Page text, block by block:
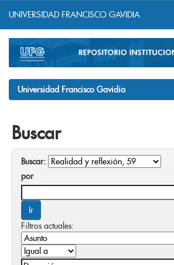
navigation
UNIVERSIDAD FRANCISCO GAVIDIA
Universidad Francisco Gavidia
Buscar
Buscar:
por
Filtros actuales: